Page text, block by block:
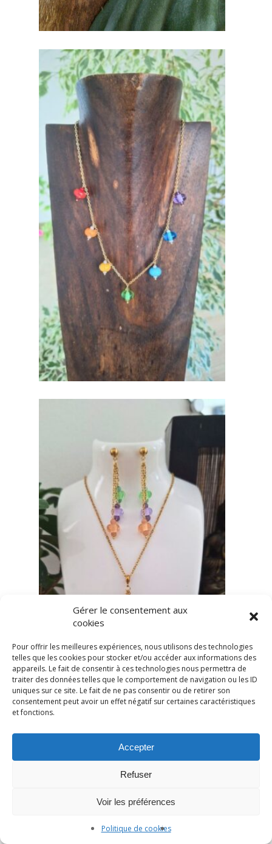
Gérer le consentement aux
cookies
Pour offrir les meilleures expériences, nous utilisons des technologies
telles que les cookies pour stocker et/ou accéder aux informations des
appareils. Le fait de consentir à ces technologies nous permettra de
traiter des données telles que le comportement de navigation ou les ID
uniques sur ce site. Le fait de ne pas consentir ou de retirer son
consentement peut avoir un effet négatif sur certaines caractéristiques
et fonctions.
Accepter
Refuser
Voir les préférences
Politique de cookies